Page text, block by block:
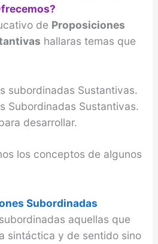
de Proposiciones
hallaras temas que
subordinadas Sustantivas.
Subordinadas Sustantivas.
desarrollar.
los conceptos de algunos
Subordinadas
aquellas que
sintáctica y de sentido sino